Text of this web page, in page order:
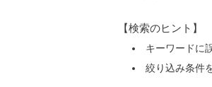
【検索のヒント】
キーワードに
絞り込み条件